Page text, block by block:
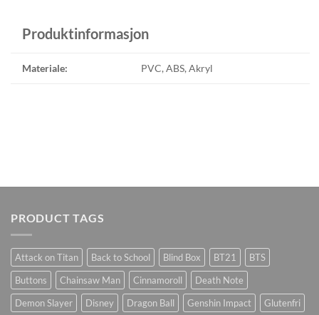
Produktinformasjon
Materiale: PVC, ABS, Akryl
PRODUCT TAGS
Attack on Titan Back to School Blind Box BT21
BTS
Buttons
Chainsaw Man Cinnamoroll
Death Note
Demon Slayer
Disney Dragon Ball Genshin Impact
Glutenfri